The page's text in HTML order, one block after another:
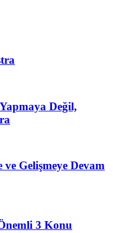
Değil,
Gelişmeye Devam
3 Konu